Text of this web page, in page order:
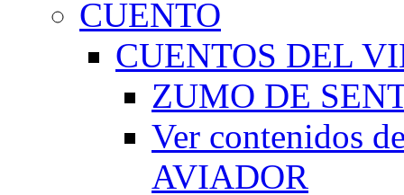
CUENTO
CUENTOS DEL
ZUMO DE
Ver contenidos
AVIADOR